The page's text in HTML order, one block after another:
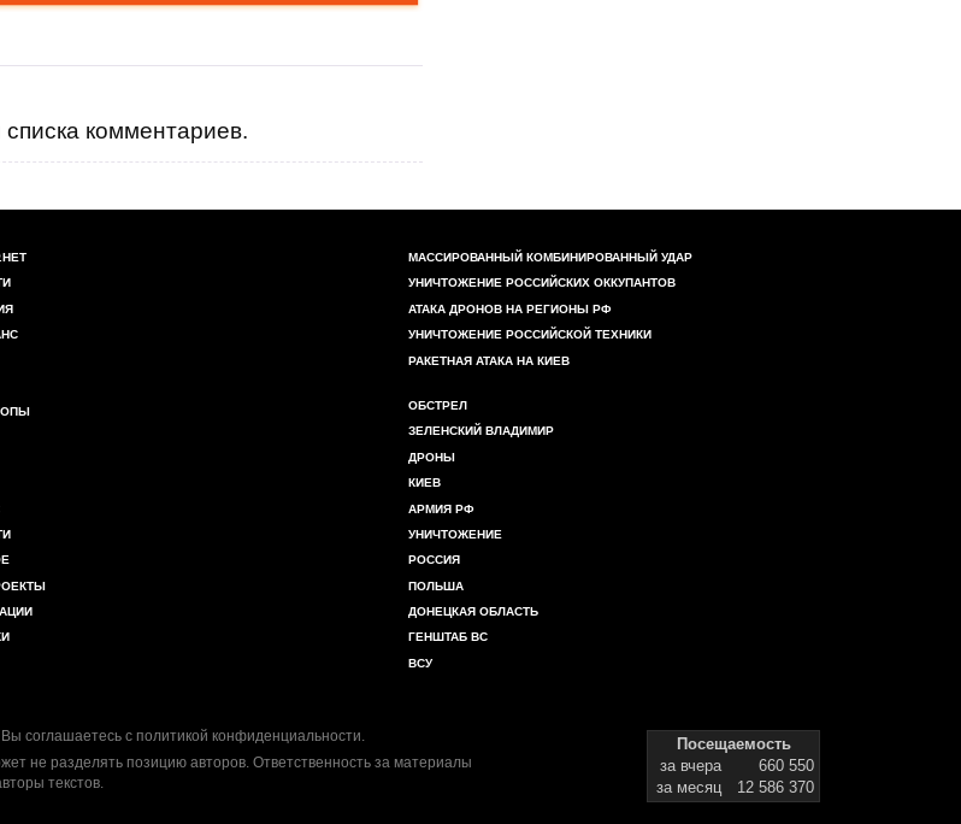
комментариев.
МАССИРОВАННЫЙ КОМБИНИРОВАННЫЙ УДАР
УНИЧТОЖЕНИЕ РОССИЙСКИХ ОККУПАНТОВ
АТАКА ДРОНОВ НА РЕГИОНЫ РФ
УНИЧТОЖЕНИЕ РОССИЙСКОЙ ТЕХНИКИ
РАКЕТНАЯ АТАКА НА КИЕВ
ОБСТРЕЛ
ЗЕЛЕНСКИЙ ВЛАДИМИР
ДРОНЫ
КИЕВ
АРМИЯ РФ
УНИЧТОЖЕНИЕ
РОССИЯ
ПОЛЬША
ДОНЕЦКАЯ ОБЛАСТЬ
ГЕНШТАБ ВС
ВСУ
соглашаетесь с политикой конфиденциальности.
не разделять позицию авторов. Ответственность за материалы
текстов.
Посещаемость
за вчера
660 550
за месяц
12 586 370